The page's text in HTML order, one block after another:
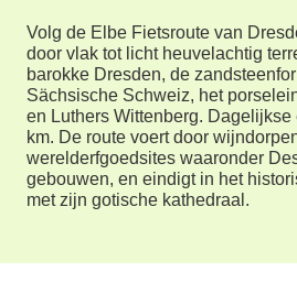
Volg de Elbe Fietsroute van
door vlak tot licht heuvelachtig
barokke Dresden, de
Sächsische Schweiz, het
en Luthers Wittenberg. Dagelijkse
km. De route voert door
werelderfgoedsites waaronder
gebouwen, en eindigt in het
met zijn gotische kathedraal.